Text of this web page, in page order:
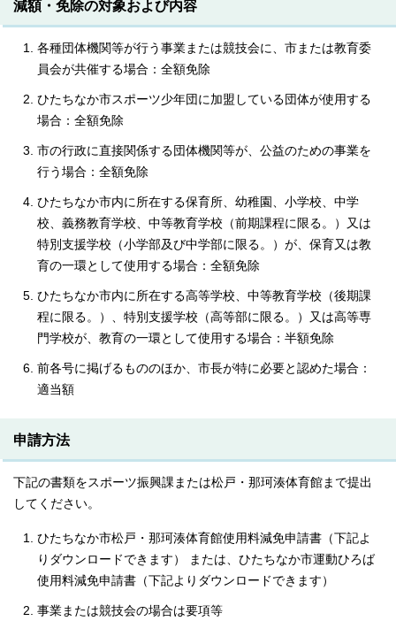
減額・免除の対象および内容
各種団体機関等が行う事業または競技会に、市または教育委
員会が共催する場合：全額免除
ひたちなか市スポーツ少年団に加盟している団体が使用する
場合：全額免除
市の行政に直接関係する団体機関等が、公益のための事業を
行う場合：全額免除
ひたちなか市内に所在する保育所、幼稚園、小学校、中学
校、義務教育学校、中等教育学校（前期課程に限る。）又は
特別支援学校（小学部及び中学部に限る。）が、保育又は教
育の一環として使用する場合：全額免除
ひたちなか市内に所在する高等学校、中等教育学校（後期課
程に限る。）、特別支援学校（高等部に限る。）又は高等専
門学校が、教育の一環として使用する場合：半額免除
前各号に掲げるもののほか、市長が特に必要と認めた場合：
適当額
申請方法
下記の書類をスポーツ振興課または松戸・那珂湊体育館まで提出
してください。
ひたちなか市松戸・那珂湊体育館使用料減免申請書（下記よ
りダウンロードできます） または、ひたちなか市運動ひろば
使用料減免申請書（下記よりダウンロードできます）
事業または競技会の場合は要項等